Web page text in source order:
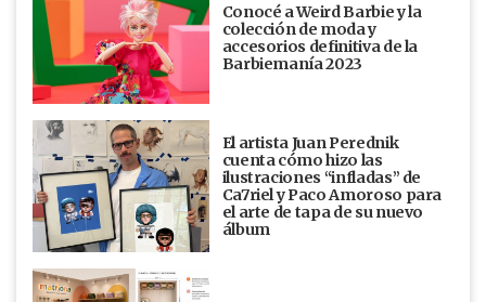
Conocé a Weird Barbie y la
colección de moda y
accesorios definitiva de la
Barbiemanía 2023
El artista Juan Perednik
cuenta cómo hizo las
ilustraciones “infladas” de
Ca7riel y Paco Amoroso para
el arte de tapa de su nuevo
álbum